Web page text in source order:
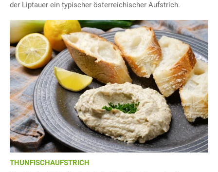
der Liptauer ein typischer österreichischer Aufstrich.
THUNFISCHAUFSTRICH